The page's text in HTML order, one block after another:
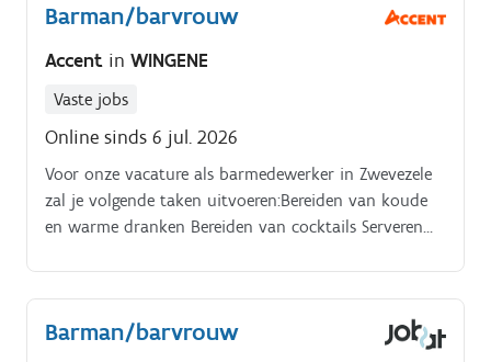
Barman/barvrouw
Accent in WINGENE
Vaste jobs
Online sinds 6 jul. 2026
Voor onze vacature als barmedewerker in Zwevezele
zal je volgende taken uitvoeren:Bereiden van koude
en warme dranken Bereiden van cocktails Serveren
de koelkasten Afruimen van de tafels en
onderhouden van de werkplek
Barman/barvrouw